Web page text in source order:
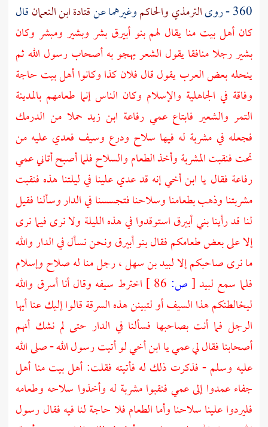
360 - روى
الترمذيوالحاكموغيرهما عنقتادة ابن النعمانقال
كان أهل بيت منا يقال لهم بنو أبيرق بشر وبشير ومبشر وكان
بشير رجلا منافقا يقول الشعر يهجو به أصحاب رسول الله ثم
ينحله بعض العرب يقول قال فلان كذا وكانوا أهل بيت حاجة
وفاقة في الجاهلية والإسلام وكان الناس إنما طعامهم بالمدينة
التمر والشعير فابتاع عميرفاعة ابن زيد حملا من الدرمك
فجعله في مشربة له فيها سلاح ودرع وسيف فعدي عليه من
تحت فنقبت المشربة وأخذ الطعام والسلاح فلما أصبح أتاني عمي
رفاعة فقال يا ابن أخي إنه قد عدي علينا في ليلتنا هذه فنقبت
مشربتنا وذهب بطعامنا وسلاحنا فتجسسنا في الدار وسألنا فقيل
لنا قد رأينا بني أبيرق استوقدوا في هذه الليلة ولا نرى فيما نرى
إلا على بعض طعامكم فقال بنو أبيرق ونحن نسأل في الدار والله
ما نرى صاحبكم إلالبيد بن سهل، رجل منا له صلاح وإسلام
فلما سمع لبيد[ص:
اخترط سيفه وقال أنا أسرق والله
ليخالطنكم هذا السيف أو لتبينن هذه السرقة قالوا إليك عنا أيها
الرجل فما أنت بصاحبها فسألنا في الدار حتى لم نشك أنهم
أصحابنا فقال لي عمي يا ابن أخي لو أتيت رسول الله - صلى الله
عليه وسلم - فذكرت ذلك له فأتيته فقلت: أهل بيت منا أهل
جفاء عمدوا إلى عمي فنقبوا مشربة له وأخذوا سلاحه وطعامه
فليردوا علينا سلاحنا وأما الطعام فلا حاجة لنا فيه فقال رسول